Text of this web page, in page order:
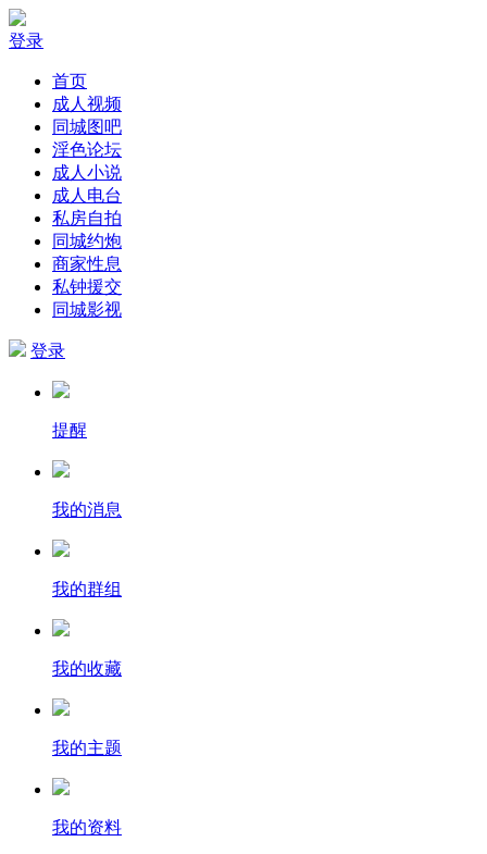
登录
首页
成人视频
同城图吧
淫色论坛
成人小说
成人电台
私房自拍
同城约炮
商家性息
私钟援交
同城影视
登录
提醒
我的消息
我的群组
我的收藏
我的主题
我的资料